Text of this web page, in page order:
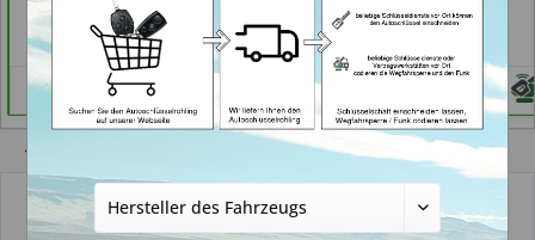
Händlerprofil